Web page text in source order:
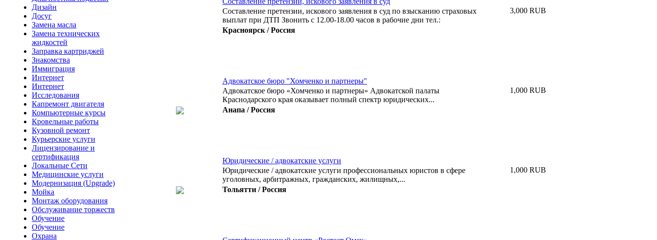
Дизайн
Досуг
Замена масла
Замена технических
жидкостей
Заправка картриджей
Знакомства
Иммиграция
Интернет
Интернет
Исследования
Капремонт двигателя
Компьютерные курсы
Кровельные работы
Кузовной ремонт
Курьерские услуги
Лицензирование и
сертификация
Локальные Сети
Медицинские услуги
Модернизация (Upgrade)
Мойка
Монтаж оборудования
Обслуживание торжеств
Обучение
Обучение
Охрана
Составление претензии, искового заявления в суд по взысканию страховых
выплат при ДТП Звонить с 12.00-18.00 часов в рабочие дни тел.:
Красноярск / Россия
3,000 RUB
Адвокатское бюро "Хомченко и партнеры"
Адвокатское бюро «Хомченко и партнеры» Адвокатской палаты
Краснодарского края оказывает полный спектр юридических...
Анапа / Россия
1,000 RUB
Юридические / адвокатские услуги
Юридические / адвокатские услуги профессиональных юристов в сфере
уголовных, арбитражных, гражданских, жилищных,...
Тольятти / Россия
1,000 RUB